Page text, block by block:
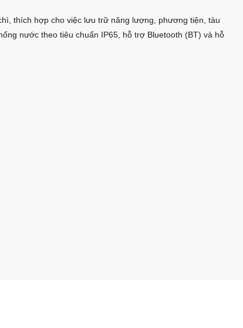
thích hợp cho việc lưu trữ năng lượng, phương tiện, tàu
nước theo tiêu chuẩn IP65, hỗ trợ Bluetooth (BT) và hỗ